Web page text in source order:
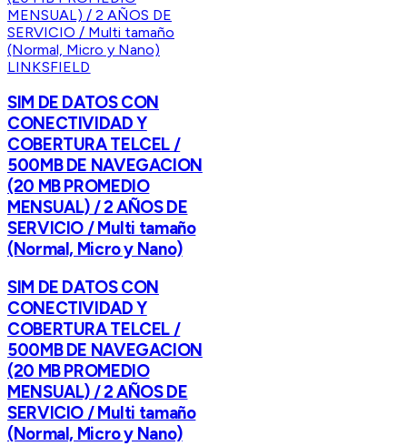
LINKSFIELD
SIM DE DATOS CON
CONECTIVIDAD Y
COBERTURA TELCEL /
500MB DE NAVEGACION
(20 MB PROMEDIO
MENSUAL) / 2 AÑOS DE
SERVICIO / Multi tamaño
(Normal, Micro y Nano)
SIM DE DATOS CON
CONECTIVIDAD Y
COBERTURA TELCEL /
500MB DE NAVEGACION
(20 MB PROMEDIO
MENSUAL) / 2 AÑOS DE
SERVICIO / Multi tamaño
(Normal, Micro y Nano)